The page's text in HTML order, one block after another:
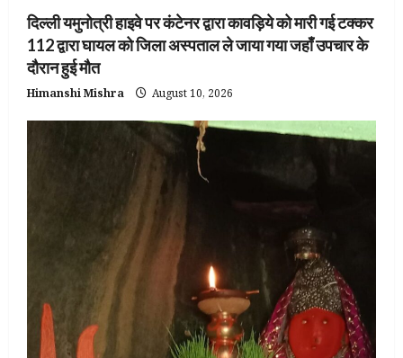
दिल्ली यमुनोत्री हाइवे पर कंटेनर द्वारा कावड़िये को मारी गई टक्कर
112 द्वारा घायल को जिला अस्पताल ले जाया गया जहाँ उपचार के
दौरान हुई मौत
Himanshi Mishra August 10, 2026